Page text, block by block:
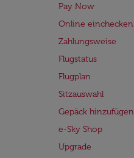
Pay Now
Online einchecken
Zahlungsweise
Flugstatus
Flugplan
Sitzauswahl
Gepäck hinzufügen
e-Sky Shop
Upgrade